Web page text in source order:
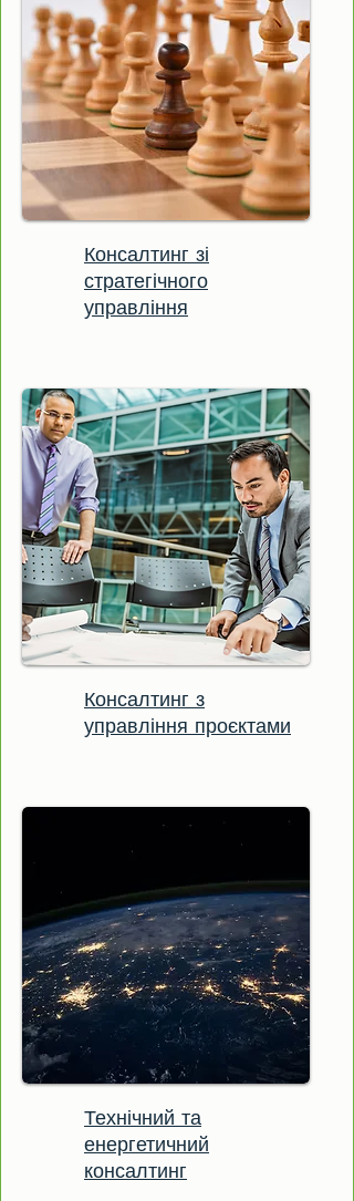
Консалтинг зі
стратегічного
управління
Консалтинг з
управління проєктами
Технічний та
енергетичний
консалтинг